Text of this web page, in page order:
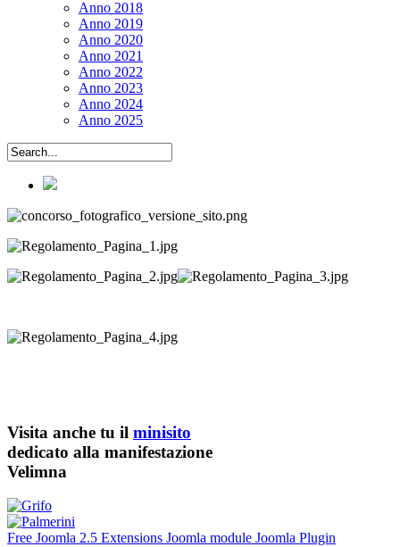
Anno 2018
Anno 2019
Anno 2020
Anno 2021
Anno 2022
Anno 2023
Anno 2024
Anno 2025
Visita anche tu il minisito
dedicato alla manifestazione
Velimna
Free Joomla 2.5 Extensions Joomla module Joomla Plugin